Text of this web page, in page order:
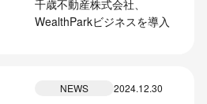
千歳不動産株式会社、
WealthParkビジネスを導入
NEWS 2024.12.30